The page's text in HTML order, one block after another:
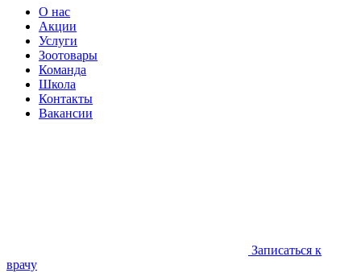
О нас
Акции
Услуги
Зоотовары
Команда
Школа
Контакты
Вакансии
Записаться к
врачу